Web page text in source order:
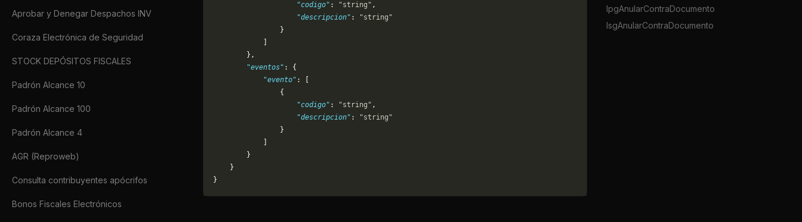
Aprobar y Denegar Despachos INV
Coraza Electrónica de Seguridad
STOCK DEPÓSITOS FISCALES
Padrón Alcance 10
Padrón Alcance 100
Padrón Alcance 4
AGR (Reproweb)
Consulta contribuyentes apócrifos
Bonos Fiscales Electrónicos
                    "codigo"
: "string" ,
                    "descripcion"
:
"string"
                }
        },
        "eventos"
: {
            "evento"
: [
                {
                    "codigo"
: "string" ,
                    "descripcion"
:
"string"
                }
        }
    }
}
lpgAnularContraDocumento
lsgAnularContraDocumento